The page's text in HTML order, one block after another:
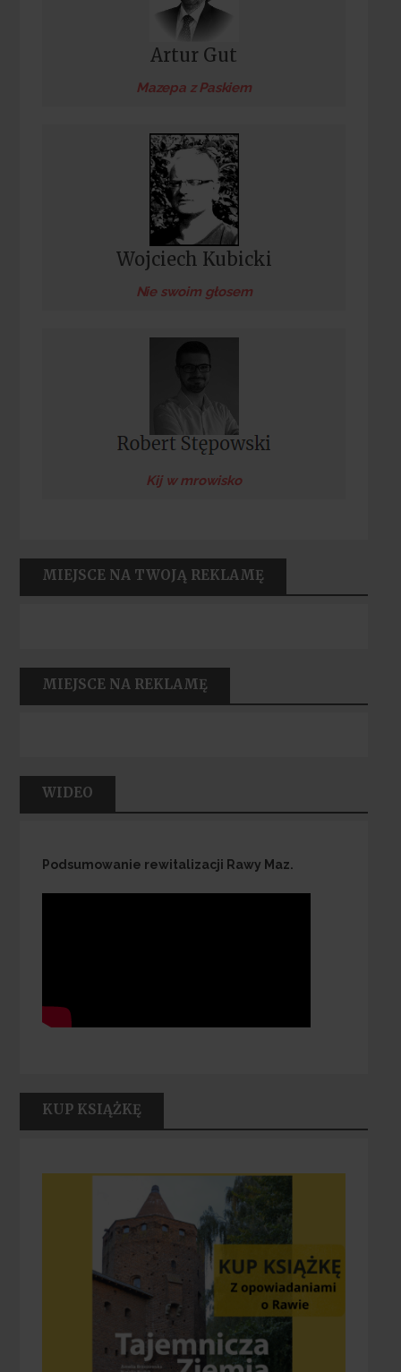
Artur Gut
Mazepa z Paskiem
Wojciech Kubicki
Nie swoim głosem
Kij w mrowisko
MIEJSCE NA TWOJĄ REKLAMĘ
MIEJSCE NA REKLAMĘ
WIDEO
Podsumowanie rewitalizacji Rawy Maz.
KUP KSIĄŻKĘ